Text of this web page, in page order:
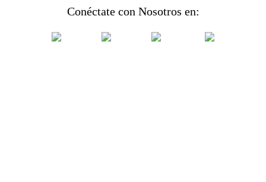
Conéctate con Nosotros en: